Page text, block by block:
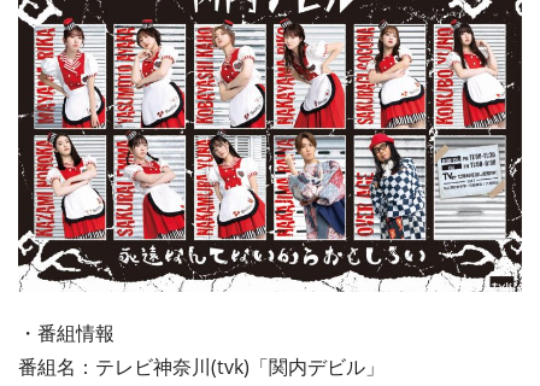
・番組情報
番組名：テレビ神奈川(tvk)「関内デビル」